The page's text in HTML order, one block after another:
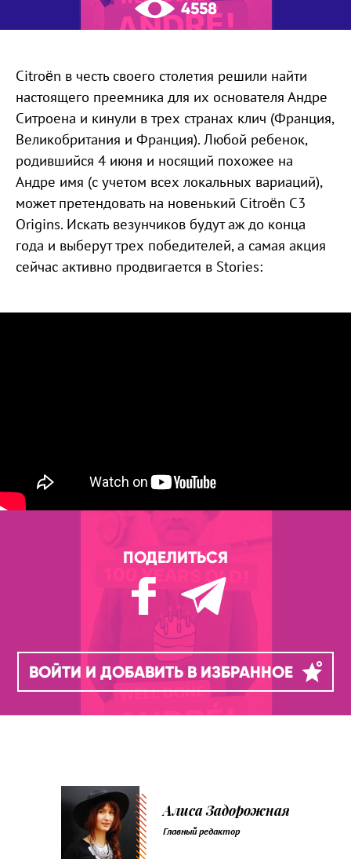
4558
Citroën в честь своего столетия решили найти
настоящего преемника для их основателя Андре
Ситроена и кинули в трех странах клич (Франция,
Великобритания и Франция). Любой ребенок,
родившийся 4 июня и носящий похожее на
Андре имя (с учетом всех локальных вариаций),
может претендовать на новенький Citroën C3
Origins. Искать везунчиков будут аж до конца
года и выберут трех победителей, а самая акция
сейчас активно продвигается в Stories:
ПОДЕЛИТЬСЯ
ВОЙТИ И ДОБАВИТЬ В ИЗБРАННОЕ
Алиса Задорожная
Главный редактор